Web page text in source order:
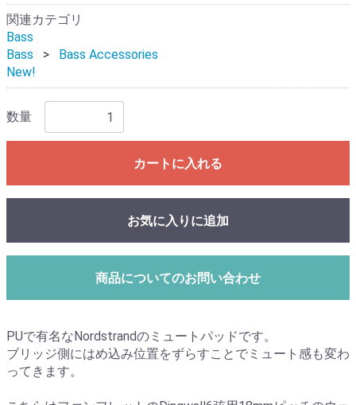
関連カテゴリ
Bass
Bass
Bass Accessories
New!
数量
カートに入れる
お気に入りに追加
商品についてのお問い合わせ
PUで有名なNordstrandのミュートパッドです。
ブリッジ側にはめ込み位置をずらすことでミュート感も変わ
ってきます。